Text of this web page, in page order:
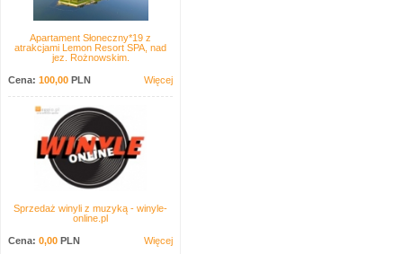
Apartament Słoneczny*19 z
atrakcjami Lemon Resort SPA, nad
jez. Rożnowskim.
Cena: 100,00 PLN Więcej
Sprzedaż winyli z muzyką - winyle-
online.pl
Cena: 0,00 PLN Więcej